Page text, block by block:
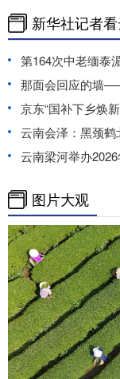
新华社记者
第164次中老缅泰
那面会回应的墙
京东“国补下乡焕
云南会泽：黑颈
云南梁河举办
图片大观